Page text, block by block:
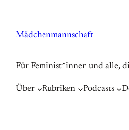
springen
Mädchenmannschaft
Für Feminist*innen und alle,
Über Rubriken Podcasts